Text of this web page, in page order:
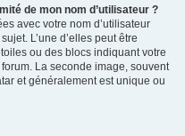
de mon nom d’utilisateur ?
avec votre nom d’utilisateur
L’une d’elles peut être
ou des blocs indiquant votre
La seconde image, souvent
et généralement est unique ou